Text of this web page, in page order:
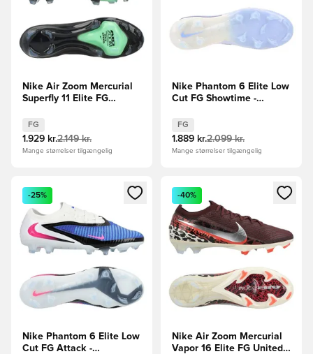
Nike Air Zoom Mercurial
Superfly 11 Elite FG
FG
1.929 kr.2.149 kr.
Mange størrelser tilgængelig
Nike Phantom 6 Elite Low
Cut FG Showtime -
FG
1.889 kr.2.099 kr.
Mange størrelser tilgængelig
Åbner en Modal til at logge ind eller tilmelde dig som
-25%
Nike Phantom 6 Elite Low
Cut FG Attack -
Åbner en Modal til at logge
-40%
Nike Air Zoom Mercurial
Vapor 16 Elite FG United -